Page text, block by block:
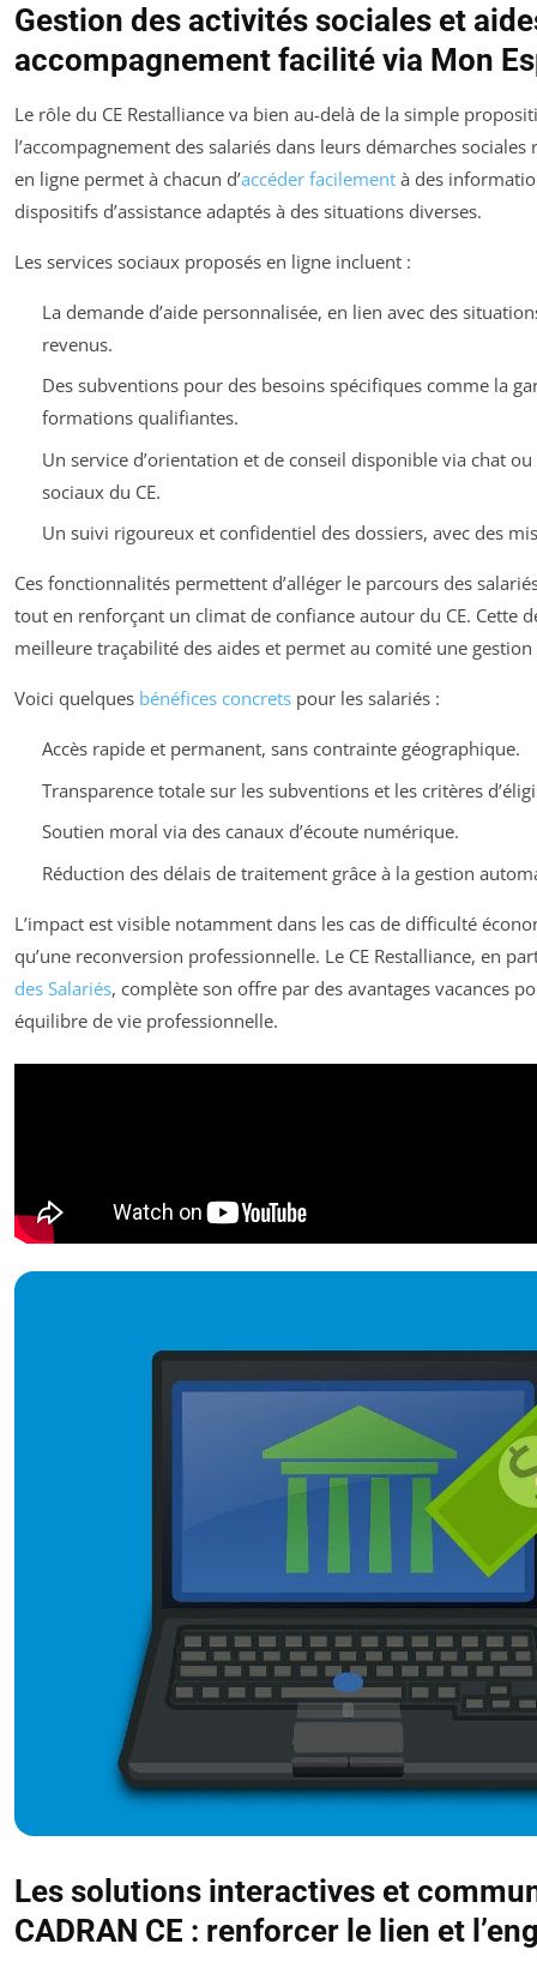
Gestion des activités sociales et
accompagnement facilité via Mon
Le rôle du CE Restalliance va bien au-delà de la simple
l’accompagnement des salariés dans leurs démarches
en ligne permet à chacun d’accéder facilement à des
dispositifs d’assistance adaptés à des situations diverses.
Les services sociaux proposés en ligne incluent :
La demande d’aide personnalisée, en lien avec des
revenus.
Des subventions pour des besoins spécifiques comme la
formations qualifiantes.
Un service d’orientation et de conseil disponible via chat
sociaux du CE.
Un suivi rigoureux et confidentiel des dossiers, avec des
Ces fonctionnalités permettent d’alléger le parcours des
tout en renforçant un climat de confiance autour du CE. Cette
meilleure traçabilité des aides et permet au comité une
Voici quelques bénéfices concrets pour les salariés :
Accès rapide et permanent, sans contrainte géographique.
Transparence totale sur les subventions et les critères
Soutien moral via des canaux d’écoute numérique.
Réduction des délais de traitement grâce à la gestion
L’impact est visible notamment dans les cas de difficulté
qu’une reconversion professionnelle. Le CE Restalliance, en
des Salariés, complète son offre par des avantages vacances
équilibre de vie professionnelle.
Les solutions interactives et
CADRAN CE : renforcer le lien et